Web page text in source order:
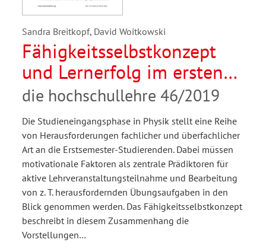
Sandra Breitkopf, David Woitkowski
Fähigkeitsselbstkonzept
und Lernerfolg im ersten
Fachsemester Physik
die hochschullehre 46/2019
Die Studieneingangsphase in Physik stellt eine Reihe
von Herausforderungen fachlicher und überfachlicher
Art an die Erstsemester-Studierenden. Dabei müssen
motivationale Faktoren als zentrale Prädiktoren für
aktive Lehrveranstaltungsteilnahme und Bearbeitung
von z. T. herausfordernden Übungsaufgaben in den
Blick genommen werden. Das Fähigkeitsselbstkonzept
beschreibt in diesem Zusammenhang die
Vorstellungen…